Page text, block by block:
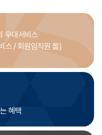
우대서비스
스 / 회원임직원 몰)
혜택